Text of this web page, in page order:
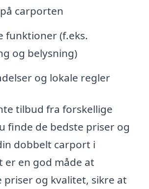
carporten
funktioner (f.eks.
og belysning)
og lokale regler
tilbud fra forskellige
finde de bedste priser og
dobbelt carport i
er en god måde at
priser og kvalitet, sikre at